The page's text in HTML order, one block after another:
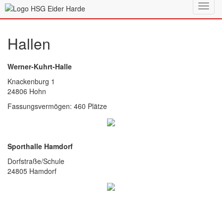
Hallen
Werner-Kuhrt-Halle
Knackenburg 1
24806 Hohn
Fassungsvermögen: 460 Plätze
Sporthalle Hamdorf
Dorfstraße/Schule
24805 Hamdorf